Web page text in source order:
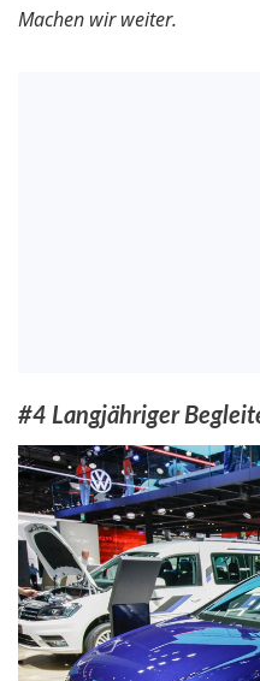
Machen wir weiter.
#4 Langjähriger